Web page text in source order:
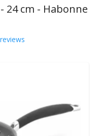
24 cm - Habonne
reviews